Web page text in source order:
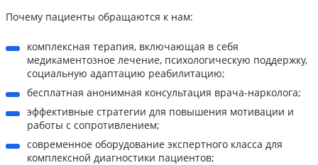
Почему пациенты обращаются к нам:
комплексная терапия, включающая в себя
медикаментозное лечение, психологическую поддержку,
социальную адаптацию реабилитацию;
бесплатная анонимная консультация врача-нарколога;
эффективные стратегии для повышения мотивации и
работы с сопротивлением;
современное оборудование экспертного класса для
комплексной диагностики пациентов;